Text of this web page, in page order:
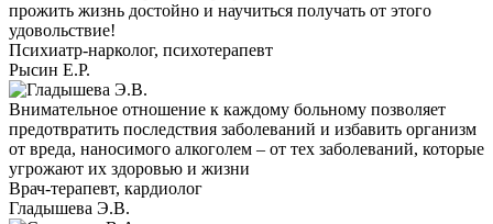
прожить жизнь достойно и научиться получать от этого
удовольствие!
Психиатр-нарколог, психотерапевт
Рысин Е.Р.
Внимательное отношение к каждому больному позволяет
предотвратить последствия заболеваний и избавить организм
от вреда, наносимого алкоголем – от тех заболеваний, которые
угрожают их здоровью и жизни
Врач-терапевт, кардиолог
Гладышева Э.В.